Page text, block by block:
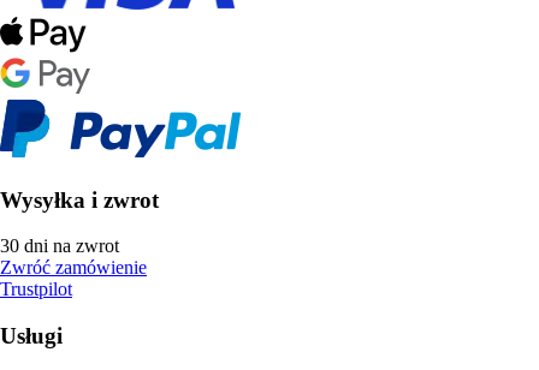
Wysyłka i zwrot
30 dni na zwrot
Zwróć zamówienie
Trustpilot
Usługi